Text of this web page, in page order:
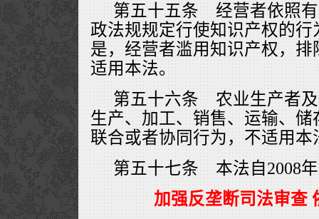
第五十五条 经营者依照
政法规规定行使知识产权的
是，经营者滥用知识产权，
适用本法。
第五十六条 农业生产者
生产、加工、销售、运输、
联合或者协同行为，不适用本
第五十七条 本法自2008
加强反垄断司法审查